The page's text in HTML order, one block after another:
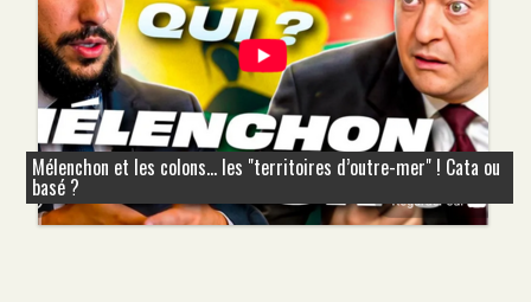
Mélenchon et les colons... les "territoires d’outre-mer" ! Cata ou
basé ?